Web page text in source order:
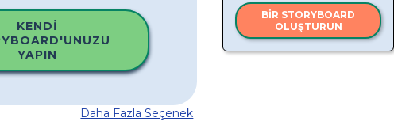
BIR STORYBOARD
OLUŞTURUN
KENDI
YAPIN
Daha Fazla Seçenek